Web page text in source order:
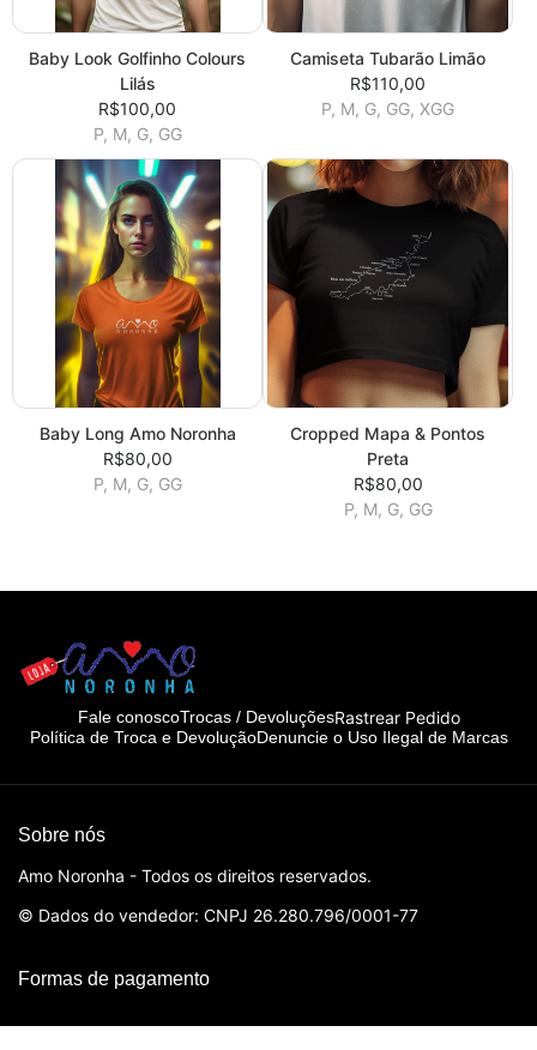
Baby Look Golfinho Colours
Lilás
R$100,00
P, M, G, GG
Camiseta Tubarão Limão
R$110,00
P, M, G, GG, XGG
Baby Long Amo Noronha
R$80,00
P, M, G, GG
Cropped Mapa & Pontos
Preta
R$80,00
P, M, G, GG
Fale conoscoTrocas / DevoluçõesRastrear Pedido
Política de Troca e DevoluçãoDenuncie o Uso Ilegal de Marcas
Sobre nós
Amo Noronha - Todos os direitos reservados.
© Dados do vendedor: CNPJ 26.280.796/0001-77
Formas de pagamento